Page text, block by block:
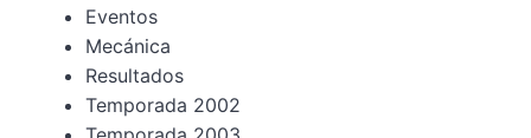
Eventos
Mecánica
Resultados
Temporada 2002